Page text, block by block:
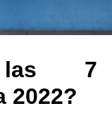
7
2022?